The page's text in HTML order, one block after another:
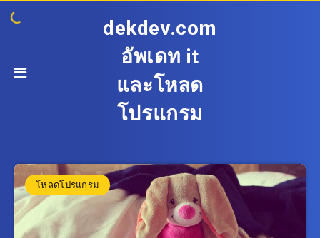
dekdev.com
อัพเดท it
และโหลด
โปรแกรม
โหลดโปรแกรม